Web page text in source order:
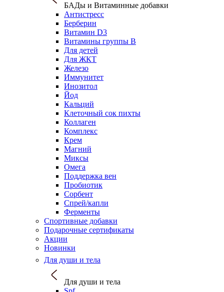
БАДы и Витаминные добавки
Антистресс
Берберин
Витамин D3
Витамины группы B
Для детей
Для ЖКТ
Железо
Иммунитет
Инозитол
Йод
Кальций
Клеточный сок пихты
Коллаген
Комплекс
Крем
Магний
Миксы
Омега
Поддержка вен
Пробиотик
Сорбент
Спрей/капли
Ферменты
Спортивные добавки
Подарочные сертификаты
Акции
Новинки
Для души и тела
Для души и тела